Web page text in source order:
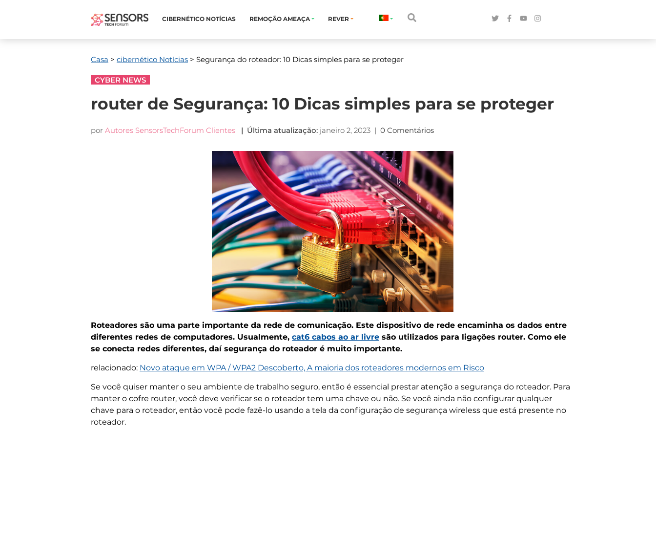
CIBERNÉTICO NOTÍCIAS REMOÇÃO AMEAÇA REVER
Casa > cibernético Notícias > Segurança do roteador: 10 Dicas simples para se proteger
CYBER NEWS
router de Segurança: 10 Dicas simples para se proteger
por Autores SensorsTechForum Clientes | Última atualização: janeiro 2, 2023 | 0 Comentários
Roteadores são uma parte importante da rede de comunicação. Este dispositivo de rede encaminha os dados entre
diferentes redes de computadores. Usualmente, cat6 cabos ao ar livre são utilizados para ligações router. Como ele
se conecta redes diferentes, daí segurança do roteador é muito importante.
relacionado: Novo ataque em WPA / WPA2 Descoberto, A maioria dos roteadores modernos em Risco
Se você quiser manter o seu ambiente de trabalho seguro, então é essencial prestar atenção a segurança do roteador. Para
manter o cofre router, você deve verificar se o roteador tem uma chave ou não. Se você ainda não configurar qualquer
chave para o roteador, então você pode fazê-lo usando a tela da configuração de segurança wireless que está presente no
roteador.